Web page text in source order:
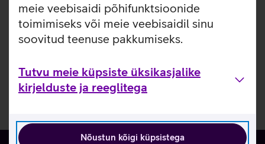
meie veebisaidi põhifunktsioonide
toimimiseks või meie veebisaidil sinu
soovitud teenuse pakkumiseks.
Tutvu meie küpsiste üksikasjalike
kirjelduste ja reeglitega
Nõustun kõigi küpsistega